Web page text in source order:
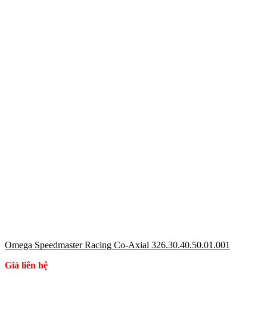
Omega Speedmaster Racing Co-Axial 326.30.40.50.01.001
Giá liên hệ